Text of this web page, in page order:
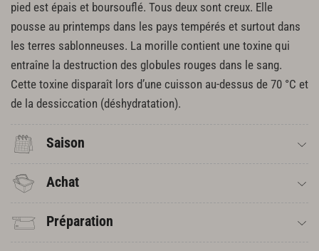
pied est épais et boursouflé. Tous deux sont creux. Elle
pousse au printemps dans les pays tempérés et surtout dans
les terres sablonneuses. La morille contient une toxine qui
entraîne la destruction des globules rouges dans le sang.
Cette toxine disparaît lors d’une cuisson au-dessus de 70 °C et
de la dessiccation (déshydratation).
Saison
Achat
Préparation